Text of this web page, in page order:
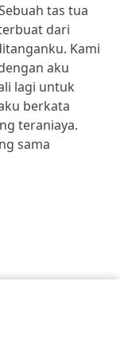
tas tua
dari
Kami
aku
lagi untuk
berkata
teraniaya.
sama